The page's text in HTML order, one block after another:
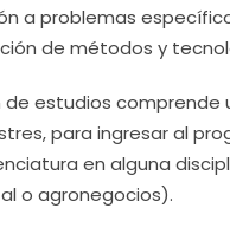
a problemas
de métodos y
de estudios
para ingresar al
en alguna
o agronegocios).